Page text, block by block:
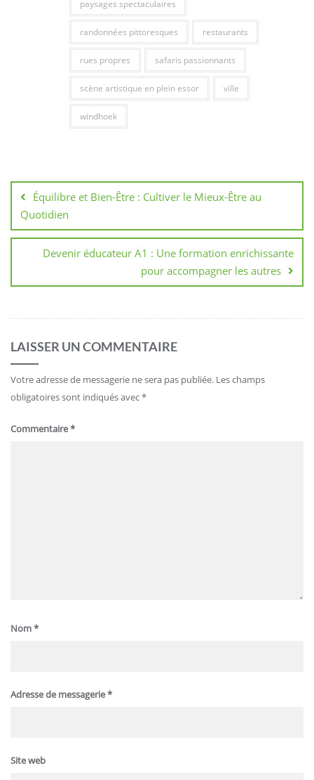
paysages spectaculaires
randonnées pittoresques restaurants
rues propres safaris passionnants
scène artistique en plein essor ville
windhoek
de
l’article
Équilibre et Bien-Être : Cultiver le Mieux-Être au
Quotidien
Devenir éducateur A1 : Une formation enrichissante
pour accompagner les autres
LAISSER UN COMMENTAIRE
Votre adresse de messagerie ne sera pas publiée. Les champs
obligatoires sont indiqués avec*
Commentaire*
Nom*
Adresse de messagerie*
Site web